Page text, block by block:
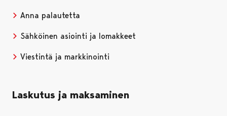
Anna palautetta
Sähköinen asiointi ja lomakkeet
Viestintä ja markkinointi
Laskutus ja maksaminen